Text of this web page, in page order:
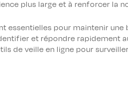
plus large et à renforcer la
essentielles pour maintenir une
et répondre rapidement
de veille en ligne pour